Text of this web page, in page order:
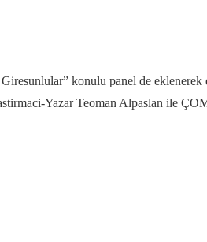
konulu panel de
Yazar Teoman Alpaslan ile